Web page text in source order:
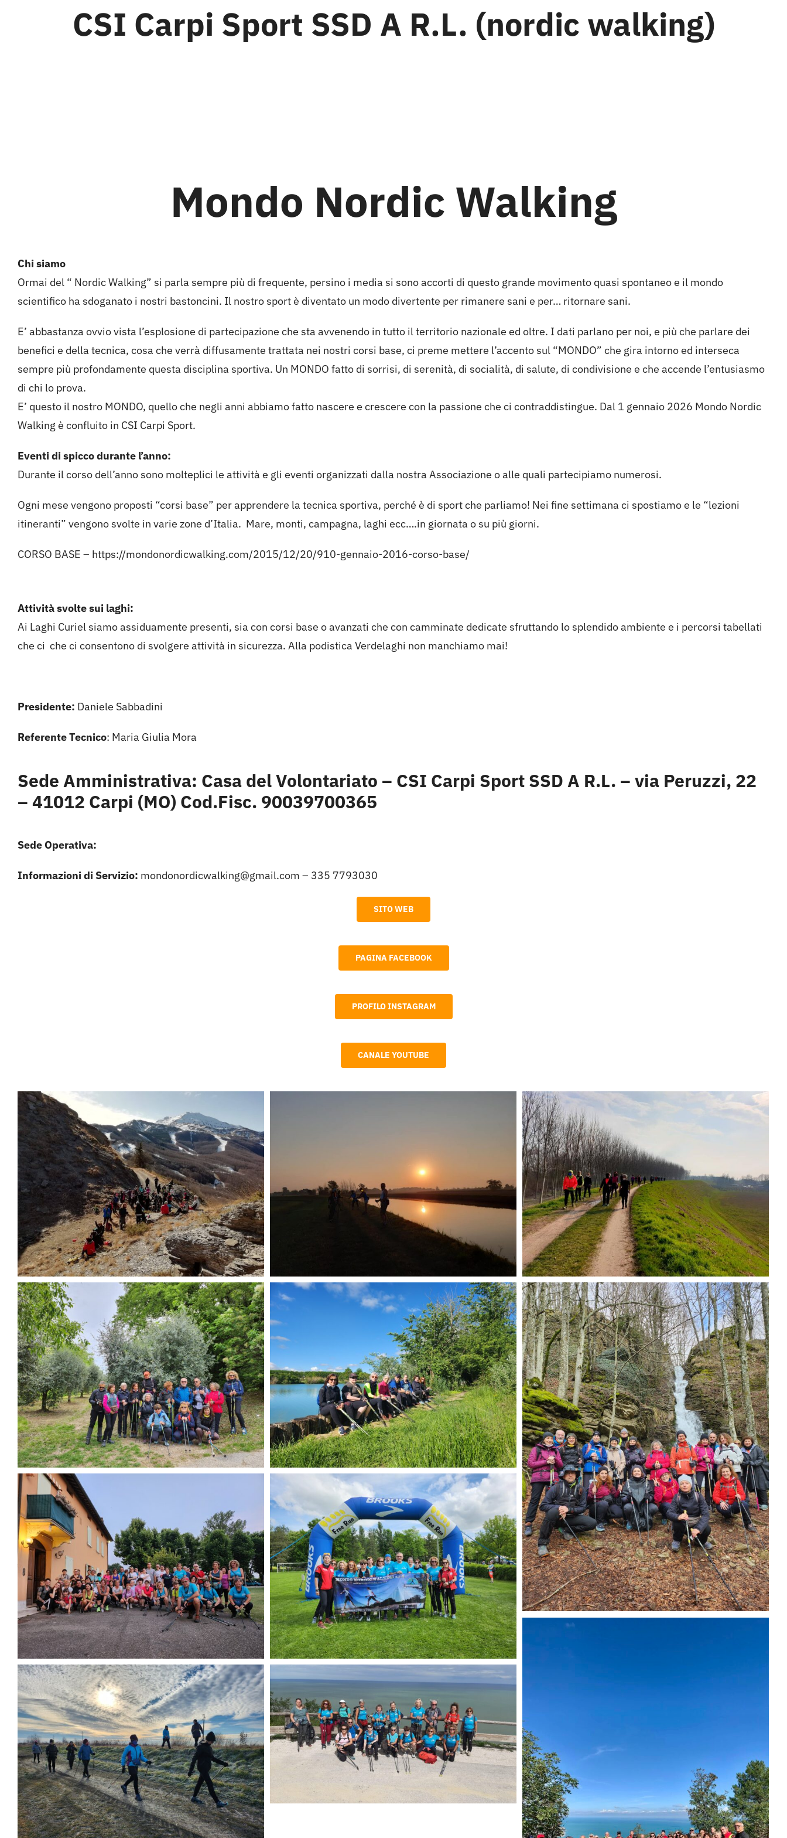
CSI Carpi Sport SSD A R.L. (nordic walking)
Mondo Nordic Walking
Chi siamo
Ormai del “ Nordic Walking” si parla sempre più di frequente, persino i media si sono accorti di questo grande movimento quasi spontaneo e il mondo
scientifico ha sdoganato i nostri bastoncini. Il nostro sport è diventato un modo divertente per rimanere sani e per… ritornare sani.
E’ abbastanza ovvio vista l’esplosione di partecipazione che sta avvenendo in tutto il territorio nazionale ed oltre. I dati parlano per noi, e più che parlare dei
benefici e della tecnica, cosa che verrà diffusamente trattata nei nostri corsi base, ci preme mettere l’accento sul “MONDO” che gira intorno ed interseca
sempre più profondamente questa disciplina sportiva. Un MONDO fatto di sorrisi, di serenità, di socialità, di salute, di condivisione e che accende l’entusiasmo
di chi lo prova.
E’ questo il nostro MONDO, quello che negli anni abbiamo fatto nascere e crescere con la passione che ci contraddistingue. Dal 1 gennaio 2026 Mondo Nordic
Walking è confluito in CSI Carpi Sport.
Eventi di spicco durante l’anno:
Durante il corso dell’anno sono molteplici le attività e gli eventi organizzati dalla nostra Associazione o alle quali partecipiamo numerosi.
Ogni mese vengono proposti “corsi base” per apprendere la tecnica sportiva, perché è di sport che parliamo! Nei fine settimana ci spostiamo e le “lezioni
itineranti” vengono svolte in varie zone d’Italia. Mare, monti, campagna, laghi ecc….in giornata o su più giorni.
CORSO BASE – https://mondonordicwalking.com/2015/12/20/910-gennaio-2016-corso-base/
Attività svolte sui laghi:
Ai Laghi Curiel siamo assiduamente presenti, sia con corsi base o avanzati che con camminate dedicate sfruttando lo splendido ambiente e i percorsi tabellati
che ci che ci consentono di svolgere attività in sicurezza. Alla podistica Verdelaghi non manchiamo mai!
Presidente: Daniele Sabbadini
Referente Tecnico: Maria Giulia Mora
Sede Amministrativa: Casa del Volontariato – CSI Carpi Sport SSD A R.L. – via Peruzzi, 22
– 41012 Carpi (MO) Cod.Fisc. 90039700365
Sede Operativa:
Informazioni di Servizio: mondonordicwalking@gmail.com – 335 7793030
SITO WEB
PAGINA FACEBOOK
PROFILO INSTAGRAM
CANALE YOUTUBE